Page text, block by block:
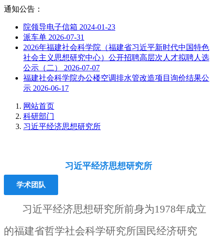
通知公告：
院领导电子信箱 2024-01-23
派车单 2026-07-31
2026年福建社会科学院（福建省习近平新时代中国特色
社会主义思想研究中心）公开招聘高层次人才拟聘人选
公示（二） 2026-07-07
福建社会科学院办公楼空调排水管改造项目询价结果公
示 2026-06-17
网站首页
科研部门
习近平经济思想研究所
习近平经济思想研究所
学术团队
习近平经济思想研究所前身为1978年成立
的福建省哲学社会科学研究所国民经济研究